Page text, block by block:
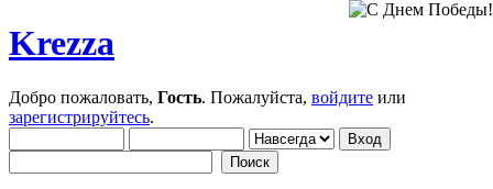
Krezza
Добро пожаловать, Гость. Пожалуйста, войдите или
зарегистрируйтесь.